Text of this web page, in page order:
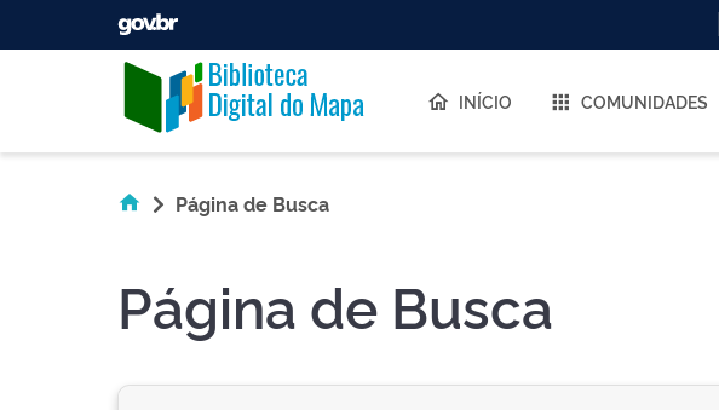
Skip navigation
INÍCIO COMUNIDADES
Página de Busca
Página de Busca